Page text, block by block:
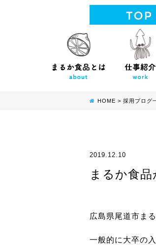
HOME > 採用ブログ
2019.12.10
まるか食
広島県尾道市ま
一般的に大卒の